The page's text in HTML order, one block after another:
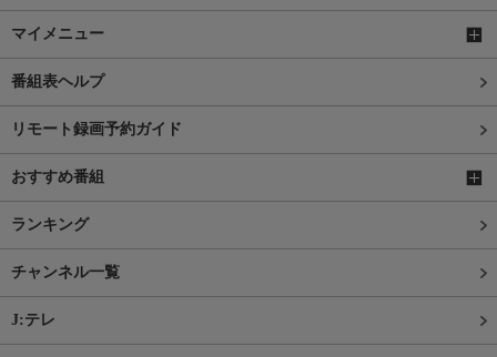
マイメニュー
番組表ヘルプ
リモート録画予約ガイド
おすすめ番組
ランキング
チャンネル一覧
J:テレ